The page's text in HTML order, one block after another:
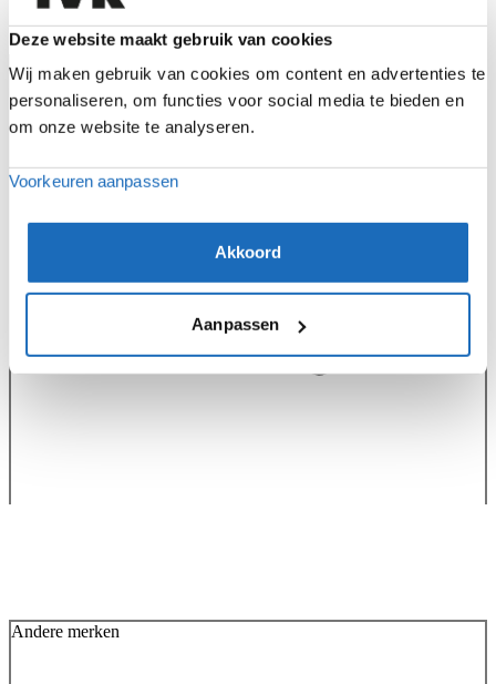
Deze website maakt gebruik van cookies
Wij maken gebruik van cookies om content en advertenties te
personaliseren, om functies voor social media te bieden en
om onze website te analyseren.
Voorkeuren aanpassen
Akkoord
Aanpassen
Werkplaats
Andere merken